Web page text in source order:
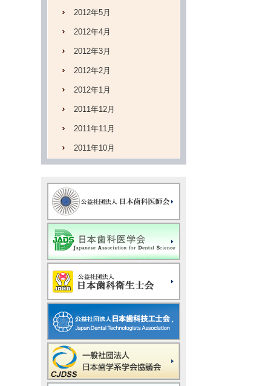
2012年5月
2012年4月
2012年3月
2012年2月
2012年1月
2011年12月
2011年11月
2011年10月